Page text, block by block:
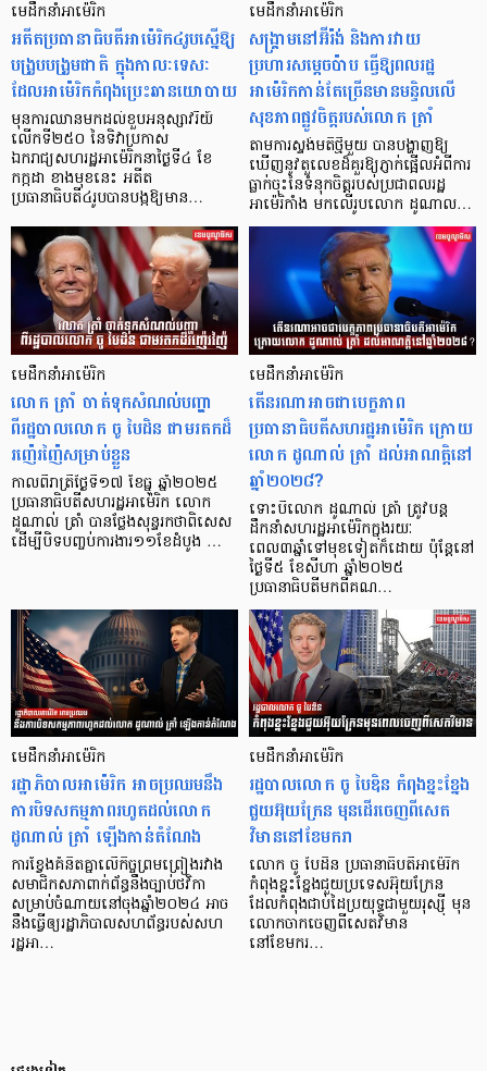
មេដឹកនាំអាម៉េរិក
អតីតប្រធានាធិបតីអាម៉េរិក៤រូបស្នើឱ្យ
បង្រួបបង្រួមជាតិ ក្នុងកាលៈទេសៈ
ដែលអាម៉េរិកកំពុងប្រេះឆានយោបាយ
មុនការឈានមកដល់ខួបអនុស្សាវរីយ៍
លើកទី២៥០ នៃទិវាប្រកាស
ឯករាជ្យសហរដ្ឋអាម៉េរិកនាថ្ងៃទី៤ ខែ
កក្កដា ខាងមុខនេះ អតីត
ប្រធានាធិបតី៤រូបបានបង្កឱ្យមាន…
មេដឹកនាំអាម៉េរិក
សង្គ្រាមនៅអ៊ីរ៉ង់ និងការវាយ
ប្រហារសម្តេចប៉ាប ធ្វើឱ្យពលរដ្ឋ
អាម៉េរិកកាន់តែច្រើនមានមន្ទិលលើ
សុខភាពផ្លូវចិត្តរបស់លោក ត្រាំ
តាមការស្ទង់មតិថ្មីមួយ បានបង្ហាញឱ្យ
ឃើញនូវតួលេខដ៏គួរឱ្យភ្ញាក់ផ្អើលអំពីការ
ធ្លាក់ចុះនៃទំនុកចិត្តរបស់ប្រជាពលរដ្ឋ
អាម៉េរិកាំង មកលើរូបលោក ដូណាល…
មេដឹកនាំអាម៉េរិក
លោក ត្រាំ ចាត់ទុកសំណល់បញ្ហា
ពីរដ្ឋបាលលោក ចូ បៃដិន ជាមរតកដ៏
រញ៉េរញ៉ៃសម្រាប់ខ្លួន
កាលពីរាត្រីថ្ងៃទី១៧ ខែធ្នូ ឆ្នាំ២០២៥
ប្រធានាធិបតីសហរដ្ឋអាម៉េរិក លោក
ដូណាល់ ត្រាំ បានថ្លែងសុន្ទរកថាពិសេស
ដើម្បីបិទបញ្ចប់ការងារ១១ខែដំបូង …
មេដឹកនាំអាម៉េរិក
តើនរណាអាចជាបេក្ខភាព
ប្រធានាធិបតីសហរដ្ឋអាម៉េរិក ក្រោយ
លោក ដូណាល់ ត្រាំ ដល់អាណត្តិនៅ
ឆ្នាំ២០២៨?
ទោះបីលោក ដូណាល់ ត្រាំ ត្រូវបន្ត
ដឹកនាំសហរដ្ឋអាម៉េរិកក្នុងរយៈ
ពេល៣ឆ្នាំទៅមុខទៀតក៏ដោយ ប៉ុន្តែនៅ
ថ្ងៃទី៥ ខែសីហា ឆ្នាំ២០២៥
ប្រធានាធិបតីមកពីគណ…
មេដឹកនាំអាម៉េរិក
រដ្ឋាភិបាលអាម៉េរិក អាចប្រឈមនឹង
ការបិទសកម្មភាពរហូតដល់លោក
ដូណាល់ ត្រាំ ឡើងកាន់តំណែង
ការខ្វែងគំនិតគ្នាលើកិច្ចព្រមព្រៀងរវាង
សមាជិកសភាពាក់ព័ន្ធនឹងច្បាប់ថវិកា
សម្រាប់ចំណាយនៅចុងឆ្នាំ២០២៤ អាច
នឹងធ្វើឲ្យរដ្ឋាភិបាលសហព័ន្ធរបស់សហ
រដ្ឋអា…
មេដឹកនាំអាម៉េរិក
រដ្ឋបាលលោក ចូ បៃឌិន កំពុងខ្នះខ្នែង
ជួយអ៊ុយក្រែន មុនដើរចេញពីសេត
វិមាននៅខែមករា
លោក ចូ បៃដិន ប្រធានាធិបតីអាម៉េរិក
កំពុងខ្នះខ្នែងជួយប្រទេសអ៊ុយក្រែន
ដែលកំពុងជាប់ដៃប្រយុទ្ធជាមួយរុស្ស៊ី មុន
លោកចាកចេញពីសេតវិមាន
នៅខែមករ…